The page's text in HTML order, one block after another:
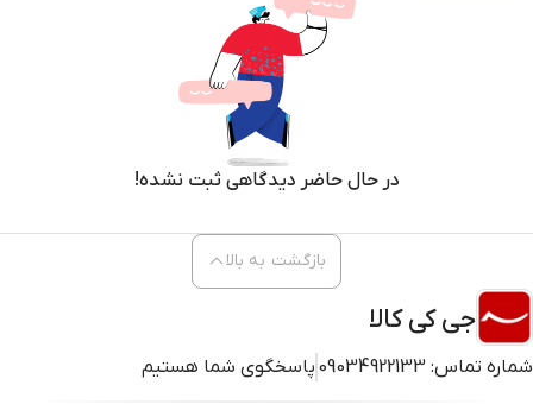
در حال حاضر دیدگاهی ثبت نشده!
جی کی کالا
شماره تماس: 09034922133 پاسخگوی شما هستیم
بازگشت به بالا